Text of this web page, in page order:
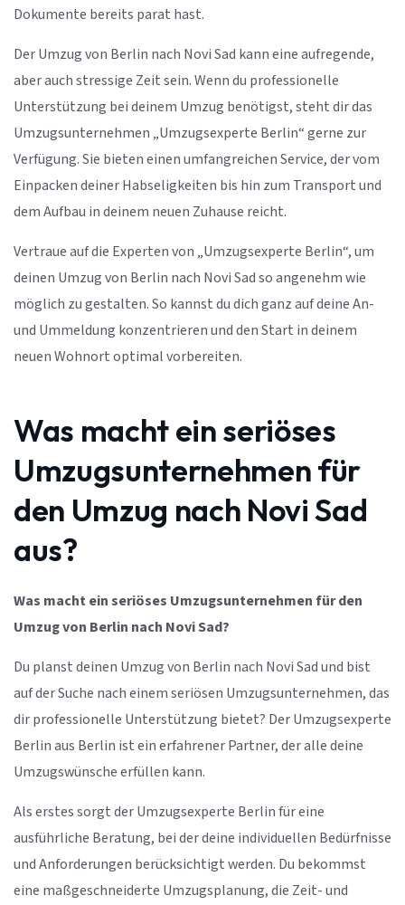
Dokumente bereits parat hast.
Der Umzug von Berlin nach Novi Sad kann eine aufregende,
aber auch stressige Zeit sein. Wenn du professionelle
Unterstützung bei deinem Umzug benötigst, steht dir das
Umzugsunternehmen „Umzugsexperte Berlin“ gerne zur
Verfügung. Sie bieten einen umfangreichen Service, der vom
Einpacken deiner Habseligkeiten bis hin zum Transport und
dem Aufbau in deinem neuen Zuhause reicht.
Vertraue auf die Experten von „Umzugsexperte Berlin“, um
deinen Umzug von Berlin nach Novi Sad so angenehm wie
möglich zu gestalten. So kannst du dich ganz auf deine An-
und Ummeldung konzentrieren und den Start in deinem
neuen Wohnort optimal vorbereiten.
Was macht ein seriöses
Umzugsunternehmen für
den Umzug nach Novi Sad
aus?
Was macht ein seriöses Umzugsunternehmen für den
Umzug von Berlin nach Novi Sad?
Du planst deinen Umzug von Berlin nach Novi Sad und bist
auf der Suche nach einem seriösen Umzugsunternehmen, das
dir professionelle Unterstützung bietet? Der Umzugsexperte
Berlin aus Berlin ist ein erfahrener Partner, der alle deine
Umzugswünsche erfüllen kann.
Als erstes sorgt der Umzugsexperte Berlin für eine
ausführliche Beratung, bei der deine individuellen Bedürfnisse
und Anforderungen berücksichtigt werden. Du bekommst
eine maßgeschneiderte Umzugsplanung, die Zeit- und